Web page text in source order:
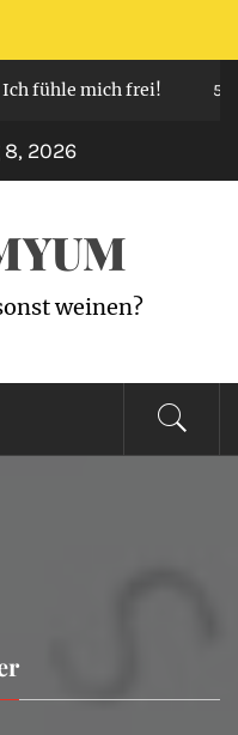
fühle mich frei! 5
2026
weinen?